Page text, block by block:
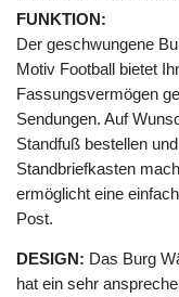
FUNKTION:
Der geschwungene
Motiv Football bietet
Fassungsvermögen
Sendungen. Auf
Standfuß bestellen
Standbriefkasten
ermöglicht eine
Post.
DESIGN: Das Burg
hat ein sehr